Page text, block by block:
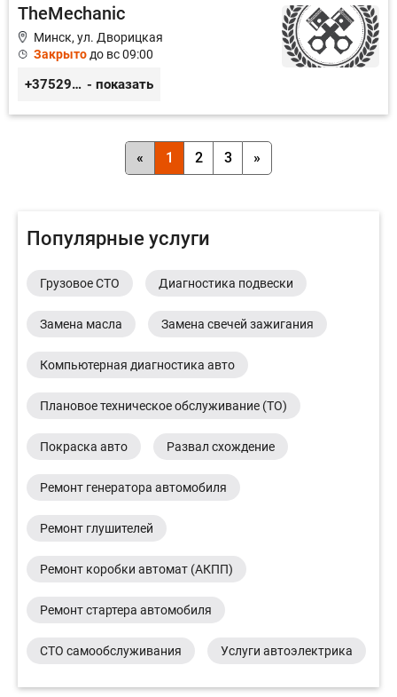
TheMechanic
Минск, ул. Дворицкая
Закрытодо вс 09:00
+375296510808 - показать
« 1 2 3 »
Популярные услуги
Грузовое СТО Диагностика подвески
Замена масла Замена свечей зажигания
Компьютерная диагностика авто
Плановое техническое обслуживание (ТО)
Покраска авто Развал схождение
Ремонт генератора автомобиля
Ремонт глушителей
Ремонт коробки автомат (АКПП)
Ремонт стартера автомобиля
СТО самообслуживания Услуги автоэлектрика